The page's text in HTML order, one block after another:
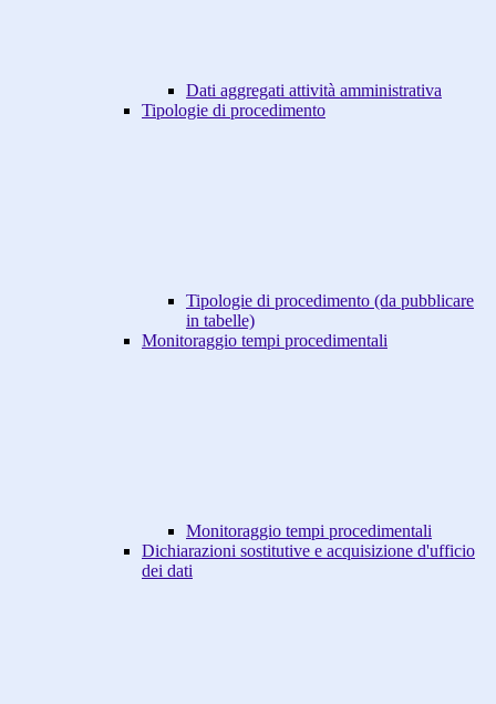
Dati aggregati attività amministrativa
Tipologie di procedimento
Tipologie di procedimento (da pubblicare
in tabelle)
Monitoraggio tempi procedimentali
Monitoraggio tempi procedimentali
Dichiarazioni sostitutive e acquisizione d'ufficio
dei dati